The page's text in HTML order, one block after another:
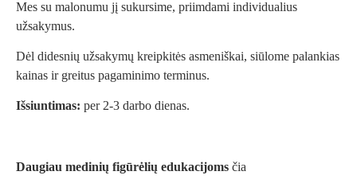
Mes su malonumu jį sukursime, priimdami individualius
užsakymus.
Dėl didesnių užsakymų kreipkitės asmeniškai, siūlome palankias
kainas ir greitus pagaminimo terminus.
Išsiuntimas: per 2-3 darbo dienas.
Daugiau medinių figūrėlių edukacijoms čia